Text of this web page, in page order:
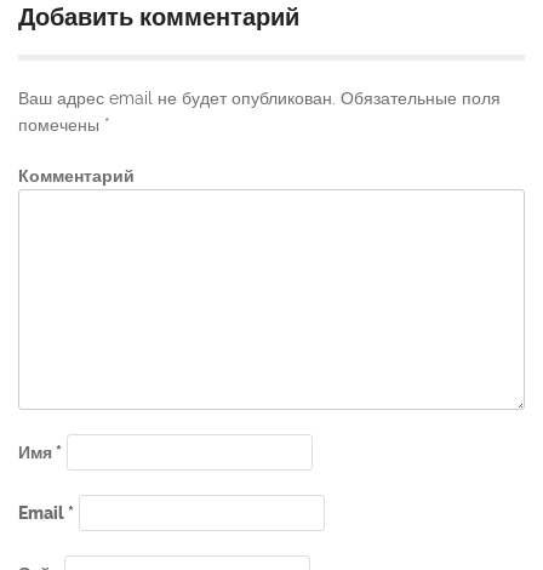
Добавить комментарий
Ваш адрес email не будет опубликован. Обязательные поля
помечены *
Комментарий
Имя*
Email*